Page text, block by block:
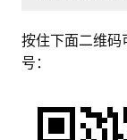
按住下面二维码
号：